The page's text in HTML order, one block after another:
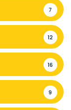
7
12
16
9